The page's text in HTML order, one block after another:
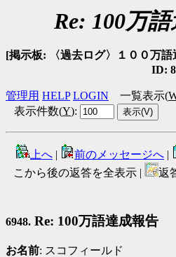
Re: 100万
[掲示板: 〈過去ログ〉１００万
ID:
管理用 HELP LOGIN 一覧表示(
表示件数(Y):
上へ | 前のメッセージへ |
こから後の返答を全表示 |
返
6948. Re: 100万語達成報告
お名前: スコフィールド